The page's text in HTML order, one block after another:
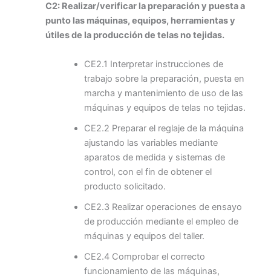
C2: Realizar/verificar la preparación y puesta a
punto las máquinas, equipos, herramientas y
útiles de la producción de telas no tejidas.
CE2.1 Interpretar instrucciones de
trabajo sobre la preparación, puesta en
marcha y mantenimiento de uso de las
máquinas y equipos de telas no tejidas.
CE2.2 Preparar el reglaje de la máquina
ajustando las variables mediante
aparatos de medida y sistemas de
control, con el fin de obtener el
producto solicitado.
CE2.3 Realizar operaciones de ensayo
de producción mediante el empleo de
máquinas y equipos del taller.
CE2.4 Comprobar el correcto
funcionamiento de las máquinas,